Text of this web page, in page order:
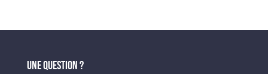
était :
est :
UNE QUESTION ?